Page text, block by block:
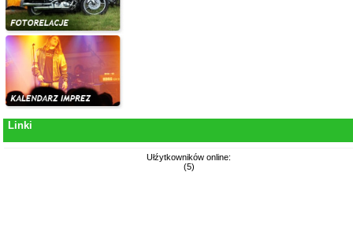
Linki
Ułźytkowników online:
(5)